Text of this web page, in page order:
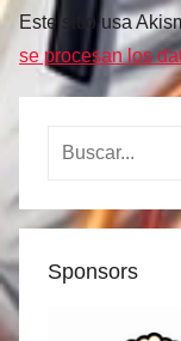
Este sitio usa
se procesan los
Buscar:
Sponsors